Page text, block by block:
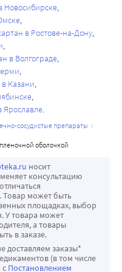
во время лечения
на РААС,
снижении АД,
и изменении
почечную
с другими
такими как
рецепторов
алискирен,
диабетом и/
у пациентов
миокарда и/или
явления,
с приемом
боль в животе,
снижение либидо,
фарингит, ринит,
путей,
диаметром ЛЖ более
терапию,
(86 %),
(36 %)
(на 27,5 %) риска
течения ХСН.
АПФ,
показателя общей
смертности и
(время до наступления
смерть,
реанимации,
течения ХСН,
и
течение 4 или более
В группе пациентов,
бета-
Новосибирске
в Ростове-на-Дону
в Волгограде
Казани
Ярославле
сосудистые препараты
оболочкой
носит
консультацию
может быть
площадках, выбор
У товара может
а товары
в заказе.
доставляем заказы*
(в том числе
с Постановлением